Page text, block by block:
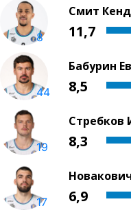
8
Смит
11,7
44
Бабурин
8,5
19
Стребков
8,3
17 6,9